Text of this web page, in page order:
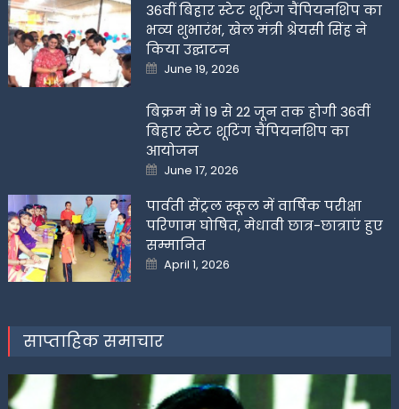
36वीं बिहार स्टेट शूटिंग चैंपियनशिप का
भव्य शुभारंभ, खेल मंत्री श्रेयसी सिंह ने
किया उद्घाटन
Posted
on
June 19, 2026
बिक्रम में 19 से 22 जून तक होगी 36वीं
बिहार स्टेट शूटिंग चैंपियनशिप का
आयोजन
Posted
on
June 17, 2026
पार्वती सेंट्रल स्कूल में वार्षिक परीक्षा
परिणाम घोषित, मेधावी छात्र-छात्राएं हुए
सम्मानित
Posted
on
April 1, 2026
साप्ताहिक समाचार